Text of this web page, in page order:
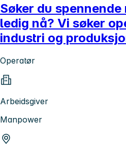
Søker du
ledig nå? Vi søker
industri og
Operatør
Arbeidsgiver
Manpower